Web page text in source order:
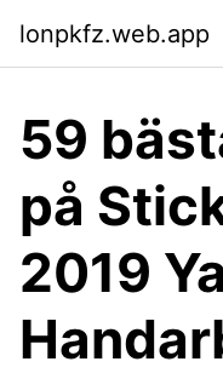
lonpkfz.web.app
59
på
2019